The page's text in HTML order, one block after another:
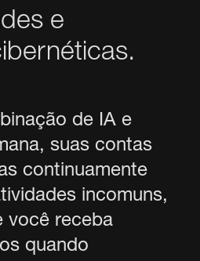
e
de IA e
suas contas
continuamente
incomuns,
você receba
quando